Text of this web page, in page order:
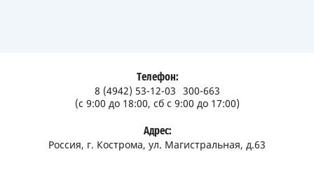
Телефон:
8 (4942) 53-12-03 300-663
(с 9:00 до 18:00, сб с 9:00 до 17:00)
Адрес:
Россия, г. Кострома, ул. Магистральная, д.63